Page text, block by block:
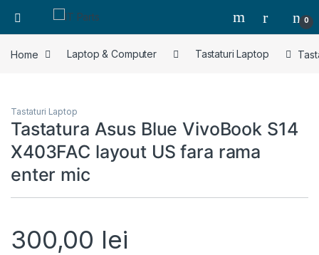
0
Home Laptop & Computer Tastaturi Laptop
Tastaturi Laptop
Tastatura Asus Blue VivoBook S14
X403FAC layout US fara rama
enter mic
300,00 lei